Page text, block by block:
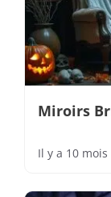
Miroirs
Il y a 10 mois